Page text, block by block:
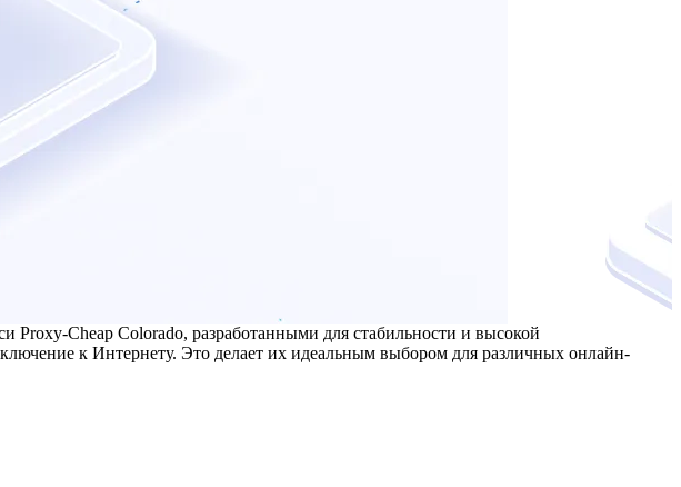
Proxy-Cheap Colorado, разработанными для стабильности и высокой
к Интернету. Это делает их идеальным выбором для различных онлайн-